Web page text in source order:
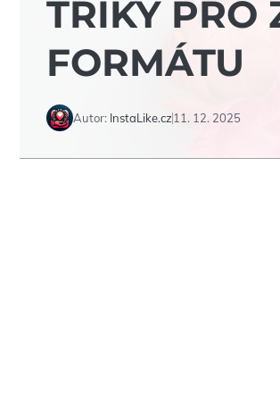
TRIKY PRO
FORMÁTU
Autor: InstaLike.cz 11. 12. 2025